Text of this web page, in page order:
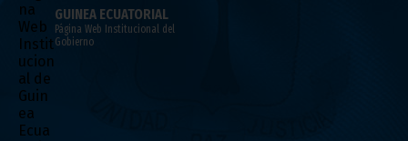
GUINEA ECUATORIAL
Página Web Institucional del
Gobierno
PRESIDENCIA